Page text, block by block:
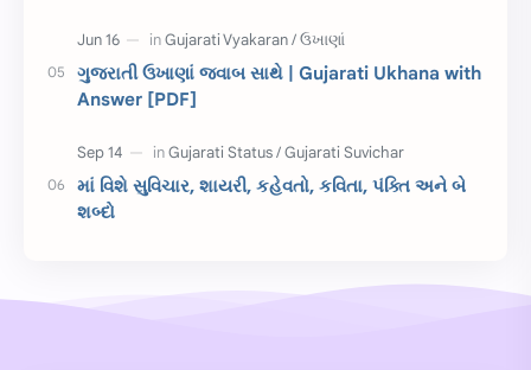
Gujarati Slogans Gujarati Speech
ગુજરાતી વ્યાકરણ
જ્ઞાન સાધના પરીક્ષા Lekhan
Merit List
દિન વિશેષ
ગુજરાતી ઉખાણાં જવાબ સાથે | Gujarati Ukhana with
Answer [PDF]
માં વિશે સુવિચાર, શાયરી, કહેવતો, કવિતા, પંક્તિ અને બે
શબ્દો